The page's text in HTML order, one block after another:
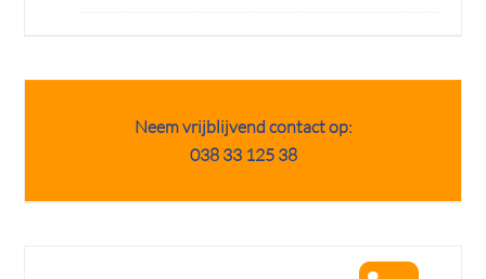
Neem vrijblijvend contact op:
038 33 125 38